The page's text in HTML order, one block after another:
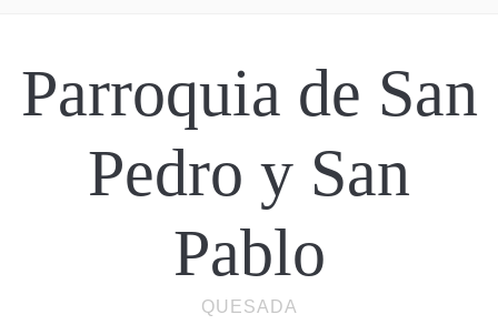
Parroquia de San
Pedro y San
Pablo
QUESADA